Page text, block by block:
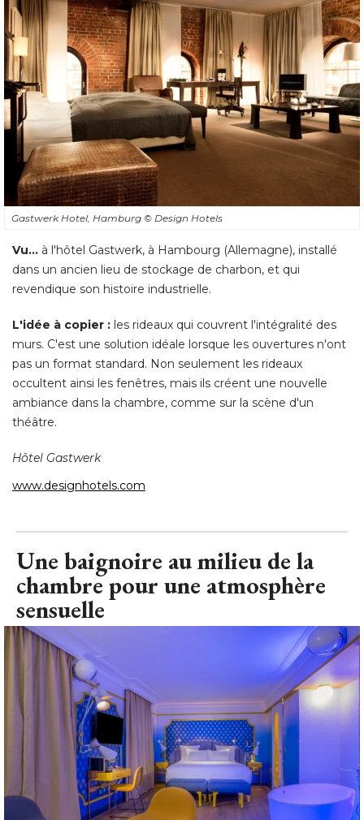
Gastwerk Hotel, Hamburg © Design Hotels
Vu... à l'hôtel Gastwerk, à Hambourg (Allemagne), installé
dans un ancien lieu de stockage de charbon, et qui
revendique son histoire industrielle.
L'idée à copier : les rideaux qui couvrent l'intégralité des
murs. C'est une solution idéale lorsque les ouvertures n'ont
pas un format standard. Non seulement les rideaux
occultent ainsi les fenêtres, mais ils créent une nouvelle
ambiance dans la chambre, comme sur la scène d'un
théâtre.
Hôtel Gastwerk
www.designhotels.com
Une baignoire au milieu de la
chambre pour une atmosphère
sensuelle